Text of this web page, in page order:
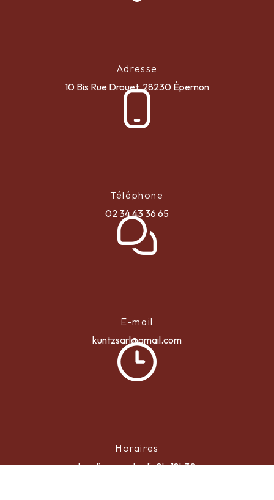
Adresse
10 Bis Rue Drouet, 28230 Épernon
Téléphone
02 34 43 36 65
E-mail
kuntzsarl@gmail.com
Horaires
Lundi au vendredi : 8h-18h30